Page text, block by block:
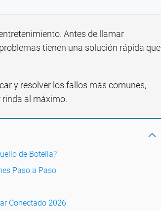
Antes de llamar
tienen una solución rápida que
y resolver los fallos más comunes,
rinda al máximo.
de Botella?
Paso a Paso
Conectado 2026